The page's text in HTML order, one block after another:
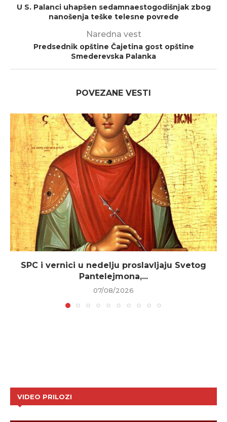
U S. Palanci uhapšen sedamnaestogodišnjak zbog
nanošenja teške telesne povrede
Naredna vest
Predsednik opštine Čajetina gost opštine
Smederevska Palanka
POVEZANE VESTI
SPC i vernici u nedelju proslavljaju Svetog
Pantelejmona,...
07/08/2026
VIDEO PRILOZI